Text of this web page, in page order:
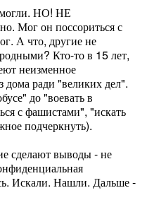
могли. НО! НЕ
Мог он поссориться с
А что, другие не
Кто-то в 15 лет,
неизменное
дома ради "великих дел".
до "воевать в
с фашистами", "искать
подчеркнуть).
сделают выводы - не
Искали. Нашли. Дальше -